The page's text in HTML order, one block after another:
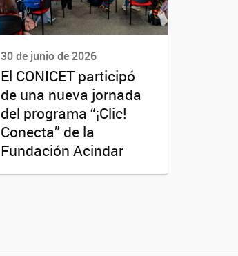
30 de junio de 2026
El CONICET participó
de una nueva jornada
del programa “¡Clic!
Conecta” de la
Fundación Acindar